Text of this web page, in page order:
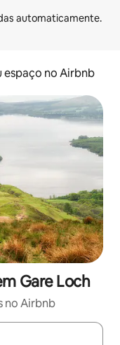
espaço no Airbnb
Gare Loch
no Airbnb